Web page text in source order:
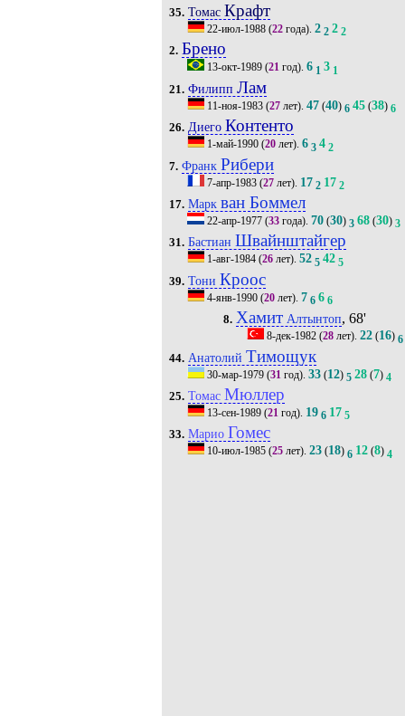
35. Томас Крафт
22-июл-1988(22года). 2 2 2 2
2. Брено
13-окт-1989(21год). 6 1 3 1
21. Филипп Лам
11-ноя-1983(27лет). 47(40) 6 45(38) 6
26. Диего Контенто
1-май-1990(20лет). 6 3 4 2
7. Франк Рибери
7-апр-1983(27лет). 17 2 17 2
17. Марк ван Боммел
22-апр-1977(33года). 70(30) 3 68(30) 3
31. Бастиан Швайнштайгер
1-авг-1984(26лет). 52 5 42 5
39. Тони Кроос
4-янв-1990(20лет). 7 6 6 6
8. ХамитАлтынтоп, 68'
8-дек-1982 (28 лет).22 (16) 6
44. Анатолий Тимощук
30-мар-1979(31 год). 33(12) 5 28(7) 4
25. Томас Мюллер
13-сен-1989(21год). 19 6 17 5
33. Марио Гомес
10-июл-1985(25лет). 23(18) 6 12(8) 4